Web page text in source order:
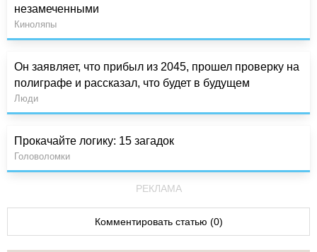
незамеченными
Киноляпы
Он заявляет, что прибыл из 2045, прошел проверку на
полиграфе и рассказал, что будет в будущем
Люди
Прокачайте логику: 15 загадок
Головоломки
РЕКЛАМА
Комментировать статью (0)